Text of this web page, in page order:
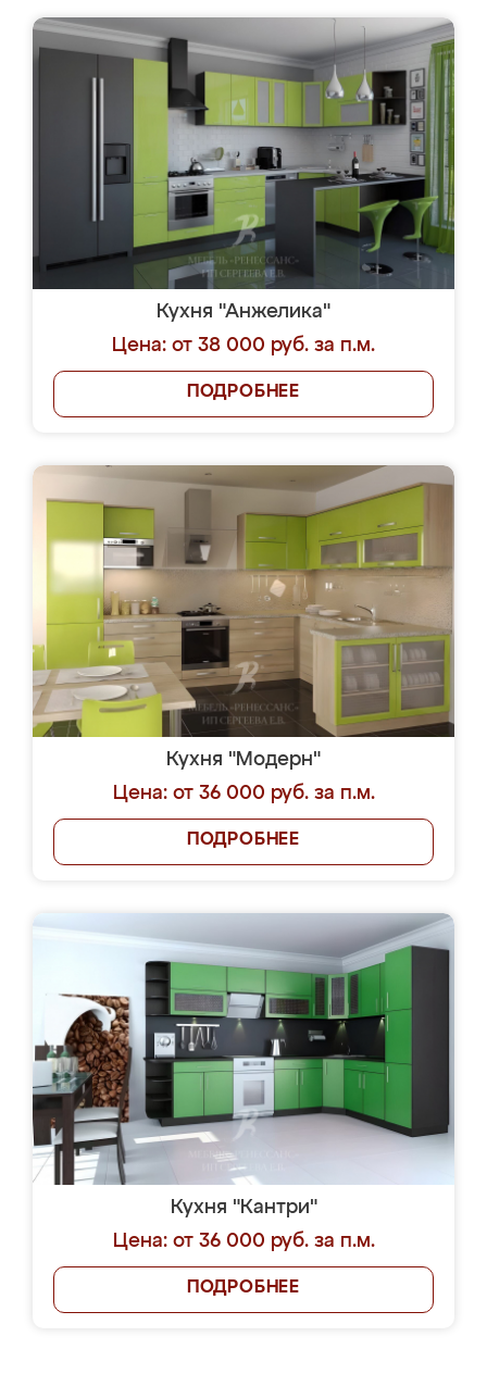
Кухня "Анжелика"
Цена: от 38 000 руб. за п.м.
ПОДРОБНЕЕ
Кухня "Модерн"
Цена: от 36 000 руб. за п.м.
ПОДРОБНЕЕ
Кухня "Кантри"
Цена: от 36 000 руб. за п.м.
ПОДРОБНЕЕ